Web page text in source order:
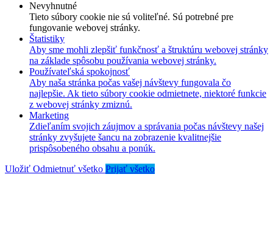
Nevyhnutné
Tieto súbory cookie nie sú voliteľné. Sú potrebné pre
fungovanie webovej stránky.
Štatistiky
Aby sme mohli zlepšiť funkčnosť a štruktúru webovej stránky
na základe spôsobu používania webovej stránky.
Používateľská spokojnosť
Aby naša stránka počas vašej návštevy fungovala čo
najlepšie. Ak tieto súbory cookie odmietnete, niektoré funkcie
z webovej stránky zmiznú.
Marketing
Zdieľaním svojich záujmov a správania počas návštevy našej
stránky zvyšujete šancu na zobrazenie kvalitnejšie
prispôsobeného obsahu a ponúk.
Uložiť Odmietnuť všetko Prijať všetko